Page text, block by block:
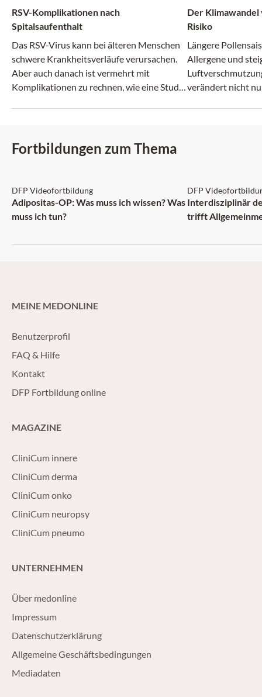
RSV-Komplikationen nach
Spitalsaufenthalt
Das RSV-Virus kann bei älteren Menschen
schwere Krankheitsverläufe verursachen.
Aber auch danach ist vermehrt mit
Komplikationen zu rechnen, wie eine Studie
Der
Risiko
Längere
Allergene und
verändert nicht
Fortbildungen zum Thema
DFP: 2 Punkte
DFP Videofortbildung
Adipositas-OP: Was muss ich wissen? Was
muss ich tun?
DFP
Interdisziplinär
trifft
MEINE MEDONLINE
Benutzerprofil
FAQ & Hilfe
Kontakt
DFP Fortbildung online
MAGAZINE
CliniCum innere
CliniCum derma
CliniCum onko
CliniCum neuropsy
CliniCum pneumo
UNTERNEHMEN
Über medonline
Impressum
Datenschutzerklärung
Allgemeine Geschäftsbedingungen
Mediadaten